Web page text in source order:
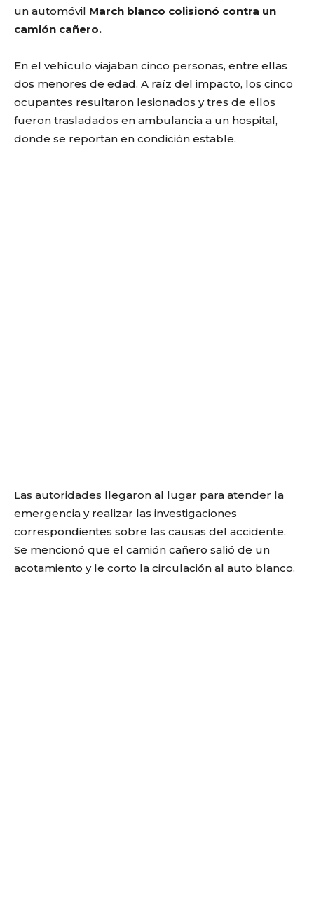
un automóvil March blanco colisionó contra un
camión cañero.
En el vehículo viajaban cinco personas, entre ellas
dos menores de edad. A raíz del impacto, los cinco
ocupantes resultaron lesionados y tres de ellos
fueron trasladados en ambulancia a un hospital,
donde se reportan en condición estable.
Las autoridades llegaron al lugar para atender la
emergencia y realizar las investigaciones
correspondientes sobre las causas del accidente.
Se mencionó que el camión cañero salió de un
acotamiento y le corto la circulación al auto blanco.